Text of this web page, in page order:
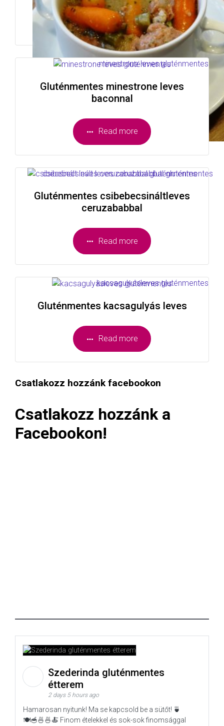
Read more
Gluténmentes minestrone leves
baconnal
Read more
Gluténmentes csibebecsináltleves
ceruzababbal
Read more
Gluténmentes kacsagulyás leves
Read more
Csatlakozz hozzánk facebookon
Csatlakozz hozzánk a
Facebookon!
Szederinda gluténmentes
étterem
2 days 5 hours ago
Hamarosan nyitunk! Ma se kapcsold be a sütőt! 🍵
🍽️🥣🍜🍜🍝 Finom ételekkel és sok-sok finomsággal